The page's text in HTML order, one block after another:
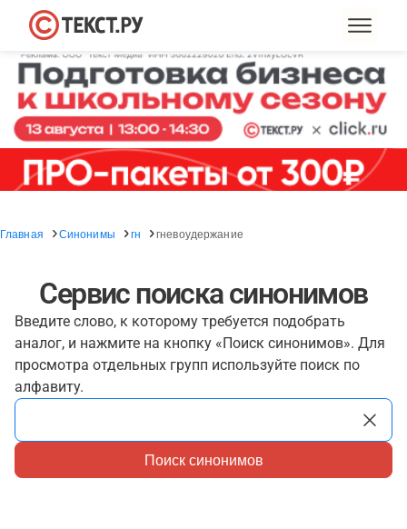
Главная Синонимы гн гневоудержание
Сервис поиска синонимов
Введите слово, к которому требуется подобрать
аналог, и нажмите на кнопку «Поиск синонимов». Для
просмотра отдельных групп используйте поиск по
алфавиту.
Поиск синонимов